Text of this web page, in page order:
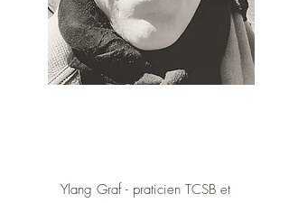
Ylang Graf - praticien TCSB et